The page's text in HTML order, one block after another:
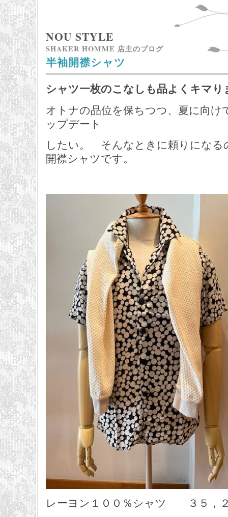
NOU STYLE
SHAKER HOMME 店主のブログ
半袖開襟シャツ
シャツ一枚のこなしも品よくキマり
オトナの品位を保ちつつ、夏に向け
ップデート
したい。 そんなときに頼りになる
開襟シャツです。
レーヨン１００％シャツ ３５，